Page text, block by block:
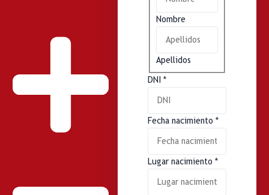
Nombre
Apellidos
DNI *
Fecha nacimiento *
Lugar nacimiento *